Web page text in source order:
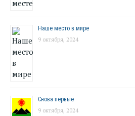
Наше место в мире
9 октября, 2024
Снова первые
9 октября, 2024